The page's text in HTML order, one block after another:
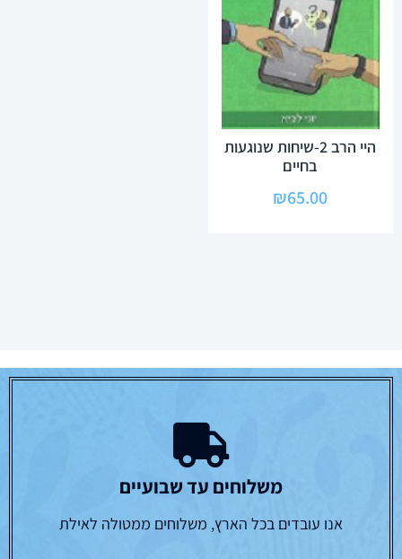
היי הרב 2-שיחות שנוגעות
בחיים
₪65.00
משלוחים עד שבועיים
אנו עובדים בכל הארץ, משלוחים ממטולה לאילת